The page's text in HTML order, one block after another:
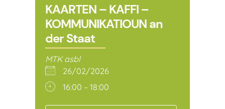
KAARTEN – KAFFI –
KOMMUNIKATIOUN an
der Staat
MTK asbl
26/02/2026
16:00 – 18:00